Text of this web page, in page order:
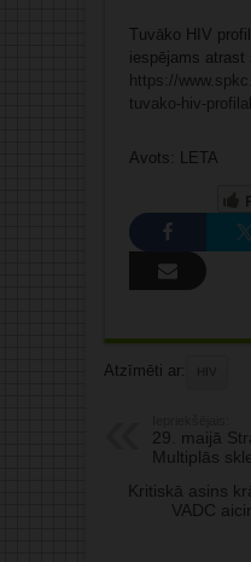
Tuvāko HIV
iespējams atrast
https://
tuvako-hiv-
Avots: LETA
Atzīmēti ar: HIV
29. maijā
Multiplās
Kritiskā asins
VADC